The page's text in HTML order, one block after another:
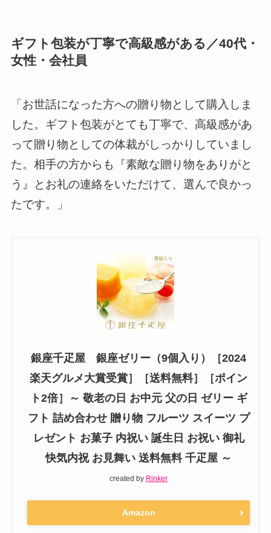
ギフト包装が丁寧で高級感がある／40代・
女性・会社員
「お世話になった方への贈り物として購入しま
した。ギフト包装がとても丁寧で、高級感があ
って贈り物としての体裁がしっかりしていまし
た。相手の方からも『素敵な贈り物をありがと
う』とお礼の連絡をいただけて、選んで良かっ
たです。」
銀座千疋屋 銀座ゼリー（9個入り）［2024
楽天グルメ大賞受賞］［送料無料］［ポイン
ト2倍］～ 敬老の日 お中元 父の日 ゼリー ギ
フト 詰め合わせ 贈り物 フルーツ スイーツ プ
レゼント お菓子 内祝い 誕生日 お祝い 御礼
快気内祝 お見舞い 送料無料 千疋屋 ～
created by Rinker
Amazon